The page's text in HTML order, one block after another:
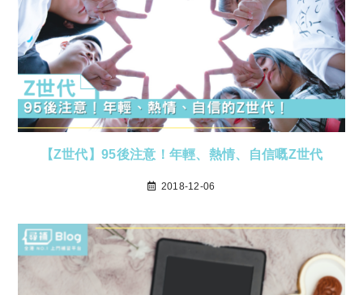
【Z世代】95後注意！年輕、熱情、自信嘅Z世代
2018-12-06